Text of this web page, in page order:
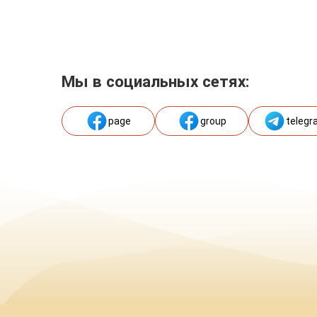
Мы в социальных сетях:
page group